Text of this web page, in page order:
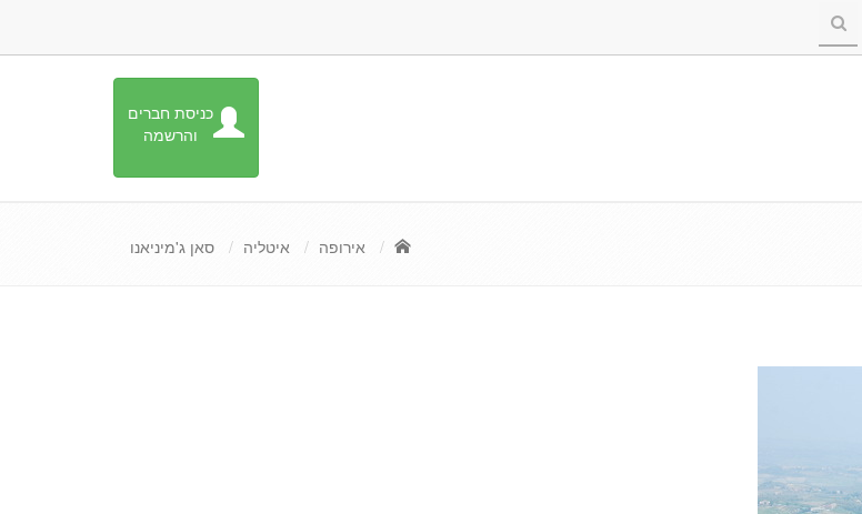
כניסת חברים
והרשמה
אירופה איטליה סאן ג'מיניאנו